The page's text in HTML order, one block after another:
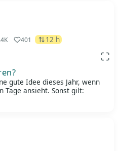
401 12 h
gute Idee dieses Jahr, wenn
Tage ansieht. Sonst gilt: